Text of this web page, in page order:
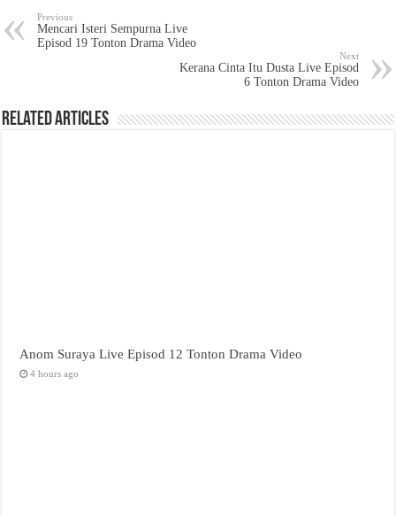
Previous
Mencari Isteri Sempurna Live
Episod 19 Tonton Drama Video
Next
Kerana Cinta Itu Dusta Live Episod
6 Tonton Drama Video
Related Articles
Anom Suraya Live Episod 12 Tonton Drama Video
4 hours ago